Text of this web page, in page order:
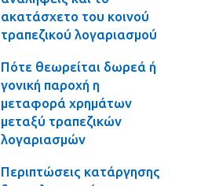
ακατάσχετο του κοινού
τραπεζικού λογαριασμού
Πότε θεωρείται δωρεά ή
γονική παροχή η
μεταφορά χρημάτων
μεταξύ τραπεζικών
λογαριασμών
Περιπτώσεις κατάργησης